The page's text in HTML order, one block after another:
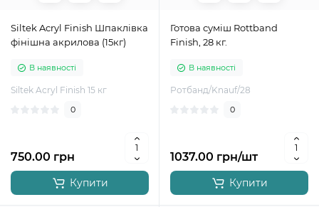
Siltek Acryl Finish Шпаклівка
фінішна акрилова (15кг)
В наявності
Siltek Acryl Finish 15 кг
0
750.00 грн
Купити
Готова суміш Rottband
Finish, 28 кг.
В наявності
Ротбанд/Knauf/28
0
1037.00 грн/шт
Купити